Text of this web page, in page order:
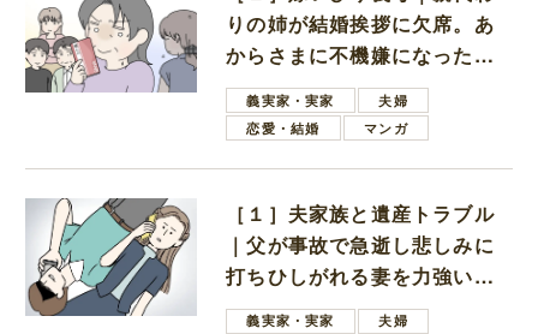
りの姉が結婚挨拶に欠席。あ
からさまに不機嫌になった義
母義実家・実家
夫婦
恋愛・結婚
マンガ
［１］夫家族と遺産トラブル
｜父が事故で急逝し悲しみに
打ちひしがれる妻を力強い言
葉で励ます夫
義実家・実家
夫婦